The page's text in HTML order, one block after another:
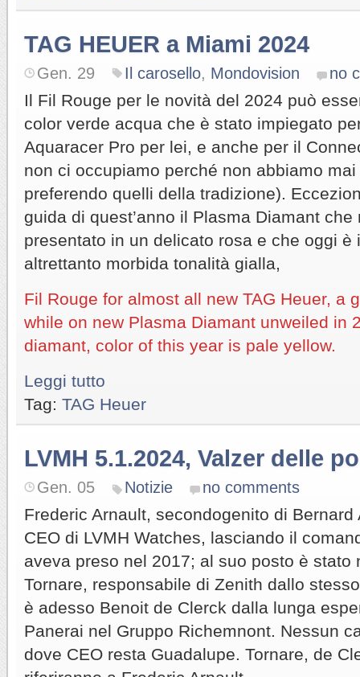
TAG HEUER a Miami 2024
Gen. 29 Il carosello, Mondovision no
Il Fil Rouge per le novità del 2024 può
color verde acqua che è stato impiegato
Aquaracer Pro per lei, e anche per il
non ci occupiamo perché non abbiamo
preferendo quelli della tradizione).
guida di quest’anno il Plasma Diamant
presentato in un delicato rosa e che oggi è
altrettanto morbida tonalità gialla,
Fil Rouge for almost all new TAG Heuer, a
while on new Plasma Diamant unweiled in
diamant, color of this year is pale yellow.
Leggi tutto
Tag: TAG Heuer
LVMH 5.1.2024, Valzer delle
Gen. 05 Notizie no comments
Frederic Arnault, secondogenito di
CEO di LVMH Watches, lasciando il
aveva preso nel 2017; al suo posto è stato
Tornare, responsabile di Zenith dallo
è adesso Benoit de Clerck dalla lunga
Panerai nel Gruppo Richemnont. Nessun
dove CEO resta Guadalupe. Tornare, de